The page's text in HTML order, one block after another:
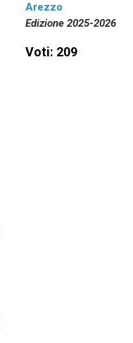
Arezzo
Edizione 2025-2026
Voti: 209